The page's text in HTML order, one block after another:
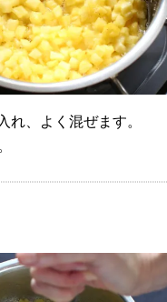
れ、よく混ぜます。